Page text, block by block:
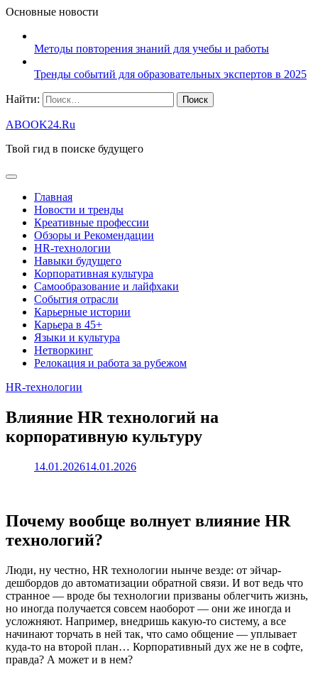
Основные новости
Методы повторения знаний для учебы и работы
Тренды событий для образовательных экспертов в 2025
Найти:
ABOOK24.Ru
Твой гид в поиске будущего
Главная
Новости и тренды
Креативные профессии
Обзоры и Рекомендации
HR‑технологии
Навыки будущего
Корпоративная культура
Самообразование и лайфхаки
События отрасли
Карьерные истории
Карьера в 45+
Языки и культура
Нетворкинг
Релокация и работа за рубежом
HR‑технологии
Влияние HR технологий на
корпоративную культуру
14.01.202614.01.2026
Почему вообще волнует влияние HR
технологий?
Люди, ну честно, HR технологии нынче везде: от эйчар-
дешбордов до автоматизации обратной связи. И вот ведь что
странное — вроде бы технологии призваны облегчить жизнь,
но иногда получается совсем наоборот — они же иногда и
усложняют. Например, внедришь какую-то систему, а все
начинают торчать в ней так, что само общение — уплывает
куда-то на второй план… Корпоративный дух же не в софте,
правда? А может и в нем?